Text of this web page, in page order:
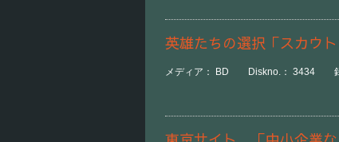
英雄たちの選択「スカウ
メディア： BD Diskno.： 3434 録